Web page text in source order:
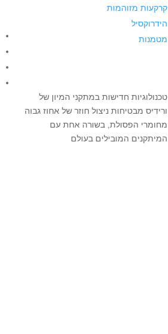
קרקעות מזוהמות
הידרוקסיל
מטמנות
טכנולוגיות חדישות במתקני המיון של
ורידיס מבטיחות ניצול חוזר של אחוז גבוה
מחומרי הפסולת, בשורה אחת עם
המיתקנים המובילים בעולם